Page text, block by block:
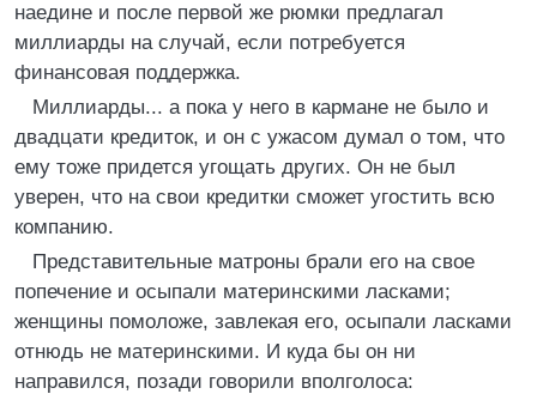
наедине и после первой же рюмки предлагал
миллиарды на случай, если потребуется
финансовая поддержка.
Миллиарды... а пока у него в кармане не было и
двадцати кредиток, и он с ужасом думал о том, что
ему тоже придется угощать других. Он не был
уверен, что на свои кредитки сможет угостить всю
компанию.
Представительные матроны брали его на свое
попечение и осыпали материнскими ласками;
женщины помоложе, завлекая его, осыпали ласками
отнюдь не материнскими. И куда бы он ни
направился, позади говорили вполголоса: